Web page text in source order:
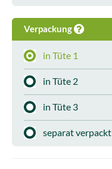
Verpackung
in Tüte 1
in Tüte 2
in Tüte 3
separat verpackt